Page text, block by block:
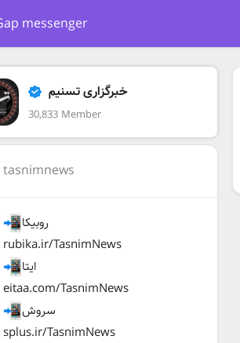
messenger
خبرگزاری تسنیم
30,833 Member
tasnimnews
روبیکا
rubika.ir/TasnimNews
ایتا
eitaa.com/TasnimNews
سروش
splus.ir/TasnimNews